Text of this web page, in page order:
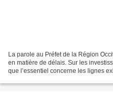
La parole au Préfet de la Région
en matière de délais. Sur les
que l’essentiel concerne les lignes